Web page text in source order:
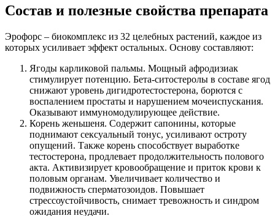
Состав и полезные свойства препарата
Эрофорс – биокомплекс из 32 целебных растений, каждое из
которых усиливает эффект остальных. Основу составляют:
Ягоды карликовой пальмы. Мощный афродизиак
стимулирует потенцию. Бета-ситостеролы в составе ягод
снижают уровень дигидротестостерона, борются с
воспалением простаты и нарушением мочеиспускания.
Оказывают иммуномодулирующее действие.
Корень женьшеня. Содержит сапонины, которые
поднимают сексуальный тонус, усиливают остроту
опущений. Также корень способствует выработке
тестостерона, продлевает продолжительность полового
акта. Активизирует кровообращение и приток крови к
половым органам. Увеличивает количество и
подвижность сперматозоидов. Повышает
стрессоустойчивость, снимает тревожность и синдром
ожидания неудачи.